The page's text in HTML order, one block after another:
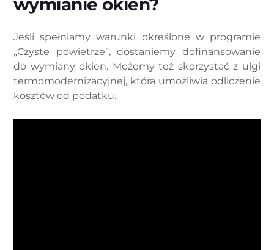
wymianie okien?
Jeśli spełniamy warunki określone w programie
„Czyste powietrze”, dostaniemy dofinansowanie
do wymiany okien. Możemy też skorzystać z ulgi
termomodernizacyjnej, która umożliwia odliczenie
kosztów od podatku.